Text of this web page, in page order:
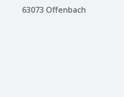
63073 Offenbach